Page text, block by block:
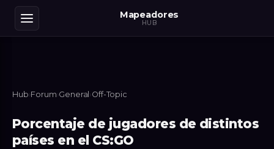
Mapeadores
HUB
Hub›Forum›General ›Off-Topic
Porcentaje de jugadores de distintos
países en el CS:GO